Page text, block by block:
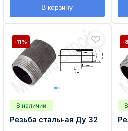
В корзину
В наличии
Резьба стальная Ду 32
-11% -